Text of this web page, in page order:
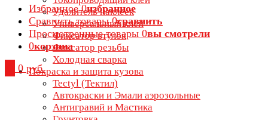
Удалитель наклеек
Универсальный клей
Фиксатор втулок
Фиксатор резьбы
Холодная сварка
Покраска и защита кузова
Tectyl (Тектил)
Автокраски и Эмали аэрозольные
Антигравий и Мастика
Избранное 0избранное
Сравнить товары 0сравнить
Просмотренные товары 0вы смотрели
0корзина
0 руб.